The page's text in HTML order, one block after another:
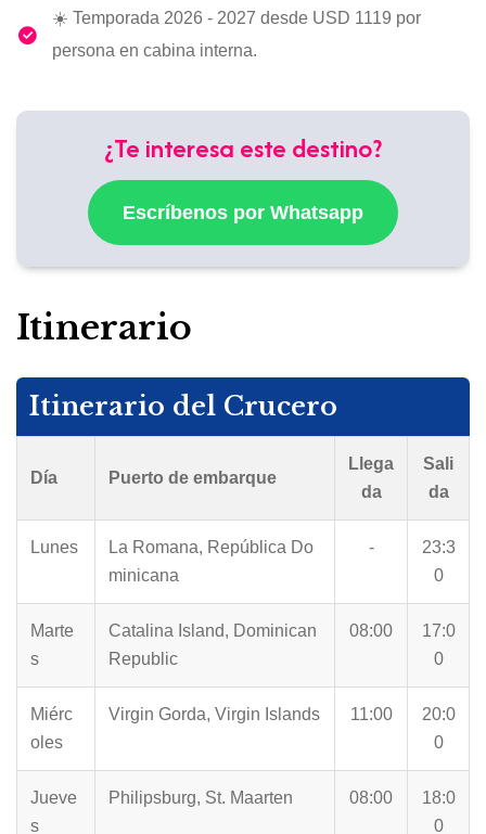
☀️ Temporada 2026 - 2027 desde USD 1119 por
persona en cabina interna.
¿Te interesa este destino?
Escríbenos por Whatsapp
Itinerario
Itinerario del Crucero
Día Puerto de embarque
Llega
da
Sali
da
Lunes
La Romana, República Do
minicana
-
23:3
0
Marte
s
Catalina Island, Dominican
Republic
08:00
17:0
0
Miérc
oles
Virgin Gorda, Virgin Islands 11:00
20:0
0
Jueve
s
Philipsburg, St. Maarten 08:00
18:0
0